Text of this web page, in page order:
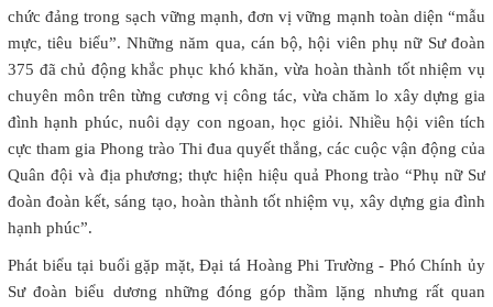
chức đảng trong sạch vững mạnh, đơn vị vững mạnh toàn diện “mẫu
mực, tiêu biểu”. Những năm qua, cán bộ, hội viên phụ nữ Sư đoàn
375 đã chủ động khắc phục khó khăn, vừa hoàn thành tốt nhiệm vụ
chuyên môn trên từng cương vị công tác, vừa chăm lo xây dựng gia
đình hạnh phúc, nuôi dạy con ngoan, học giỏi. Nhiều hội viên tích
cực tham gia Phong trào Thi đua quyết thắng, các cuộc vận động của
Quân đội và địa phương; thực hiện hiệu quả Phong trào “Phụ nữ Sư
đoàn đoàn kết, sáng tạo, hoàn thành tốt nhiệm vụ, xây dựng gia đình
hạnh phúc”.
Phát biểu tại buổi gặp mặt, Đại tá Hoàng Phi Trường - Phó Chính ủy
Sư đoàn biểu dương những đóng góp thầm lặng nhưng rất quan